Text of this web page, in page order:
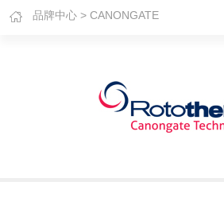
品牌中心 > CANONGATE